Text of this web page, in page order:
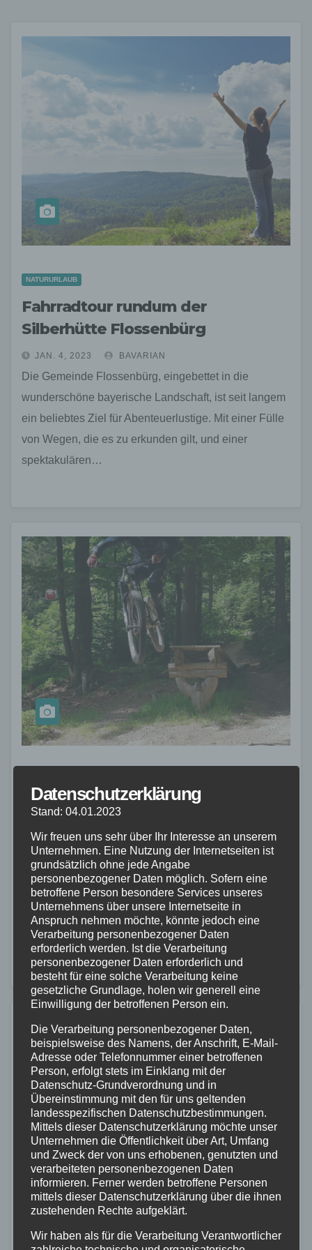
NATURURLAUB
Fahrradtour rundum der
Silberhütte Flossenbürg
JAN. 4, 2023 BAVARIAN
Die Gemeinde Flossenbürg, eingebettet in die
wunderschöne bayerische Landschaft, ist seit langem
ein beliebtes Ziel für Abenteuerlustige. Mit einer Fülle
von Wegen, die es zu erkunden gilt, und einer
spektakulären…
Radfahren auf dem Bocklradweg
Pleystein
JAN. 4, 2023 BAVARIAN
Wenn Sie auf der Suche nach einem Tagesausflug mit
der Familie sind, ist der Bockl-Radweg in der Stadt
Pleystein genau das Richtige für Sie! Der Radweg ist
eine großartige Möglichkeit,…
Datenschutzerklärung
Stand: 04.01.2023
Wir freuen uns sehr über Ihr Interesse an unserem
Unternehmen. Eine Nutzung der Internetseiten ist
grundsätzlich ohne jede Angabe
personenbezogener Daten möglich. Sofern eine
betroffene Person besondere Services unseres
Unternehmens über unsere Internetseite in
Anspruch nehmen möchte, könnte jedoch eine
Verarbeitung personenbezogener Daten
erforderlich werden. Ist die Verarbeitung
personenbezogener Daten erforderlich und
besteht für eine solche Verarbeitung keine
gesetzliche Grundlage, holen wir generell eine
Einwilligung der betroffenen Person ein.
Die Verarbeitung personenbezogener Daten,
beispielsweise des Namens, der Anschrift, E-Mail-
Adresse oder Telefonnummer einer betroffenen
Person, erfolgt stets im Einklang mit der
Datenschutz-Grundverordnung und in
Übereinstimmung mit den für uns geltenden
landesspezifischen Datenschutzbestimmungen.
Mittels dieser Datenschutzerklärung möchte unser
Unternehmen die Öffentlichkeit über Art, Umfang
und Zweck der von uns erhobenen, genutzten und
verarbeiteten personenbezogenen Daten
informieren. Ferner werden betroffene Personen
mittels dieser Datenschutzerklärung über die ihnen
zustehenden Rechte aufgeklärt.
Wir haben als für die Verarbeitung Verantwortlicher